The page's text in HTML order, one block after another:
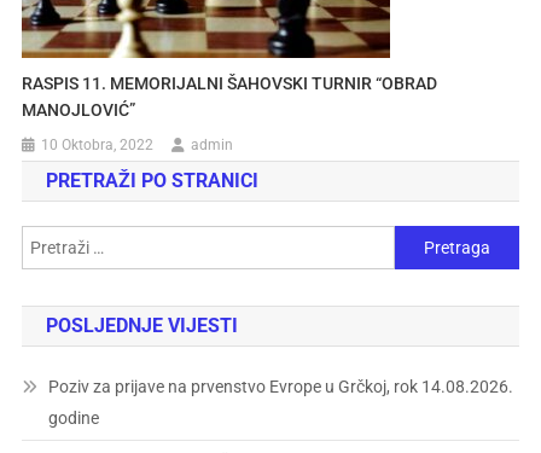
RASPIS 11. MEMORIJALNI ŠAHOVSKI TURNIR “OBRAD
MANOJLOVIĆ”
10 Oktobra, 2022 admin
PRETRAŽI PO STRANICI
POSLJEDNJE VIJESTI
Poziv za prijave na prvenstvo Evrope u Grčkoj, rok 14.08.2026.
godine